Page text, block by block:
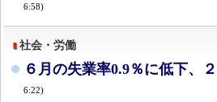
6:58)
社会・労働
６月の失業率0.9％に低下、
6:22)